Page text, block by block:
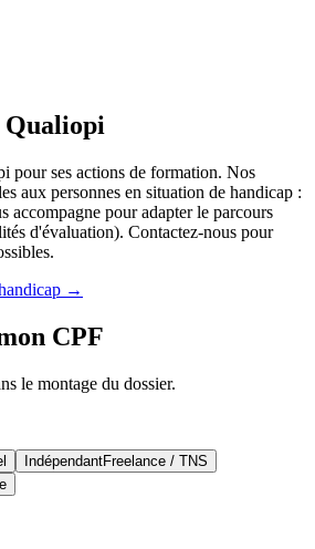
Qualiopi
pour ses actions de formation. Nos
aux personnes en situation de handicap :
accompagne pour adapter le parcours
d'évaluation). Contactez-nous pour
→
CPF
le montage du dossier.
IndépendantFreelance / TNS